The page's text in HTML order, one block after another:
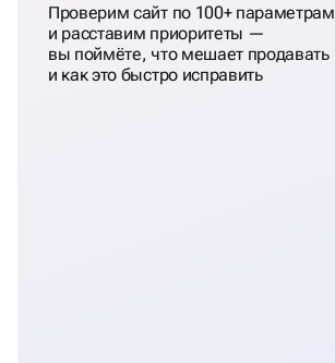
Проверим сайт по 100+ параметрам
и расставим приоритеты —
вы поймёте, что мешает продавать
и как это быстро исправить